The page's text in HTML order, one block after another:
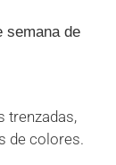
semana de
trenzadas,
de colores.